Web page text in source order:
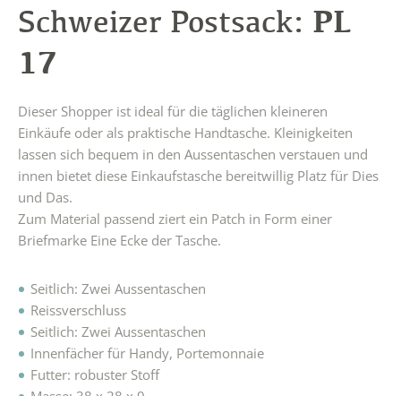
Schweizer Postsack: PL
17
Dieser Shopper ist ideal für die täglichen kleineren
Einkäufe oder als praktische Handtasche. Kleinigkeiten
lassen sich bequem in den Aussentaschen verstauen und
innen bietet diese Einkaufstasche bereitwillig Platz für Dies
und Das.
Zum Material passend ziert ein Patch in Form einer
Briefmarke Eine Ecke der Tasche.
Seitlich: Zwei Aussentaschen
Reissverschluss
Seitlich: Zwei Aussentaschen
Innenfächer für Handy, Portemonnaie
Futter: robuster Stoff